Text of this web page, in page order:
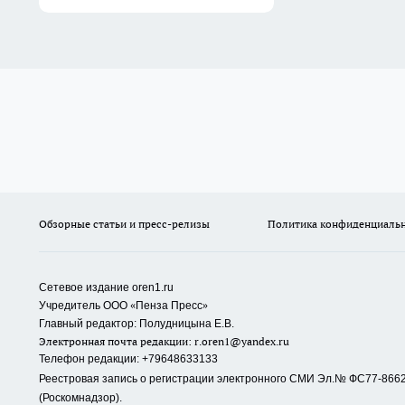
Обзорные статьи и пресс-релизы Политика
Сетевое издание oren1.ru
Учредитель ООО «Пенза Пресс»
Главный редактор: Полудницына Е.В.
Электронная почта редакции: r.oren1@yandex.ru
Телефон редакции: +79648633133
Реестровая запись о регистрации электронного СМИ Эл.№ ФС77-
(Роскомнадзор).